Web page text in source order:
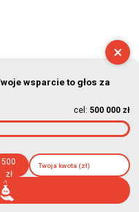
×
wsparcie to głos za
cel: 500 000 zł
500
zł